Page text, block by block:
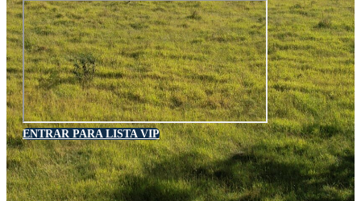
ENTRAR PARA LISTA VIP